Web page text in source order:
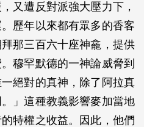
又遭反對派強大壓力下，
歷年以來都有眾多的香客
那三百六十座神龕，提供
穆罕默德的一神論威脅到
絕對的真神，除了阿拉真
」這種教義影響麥加當地
特權之收益。因此，他們